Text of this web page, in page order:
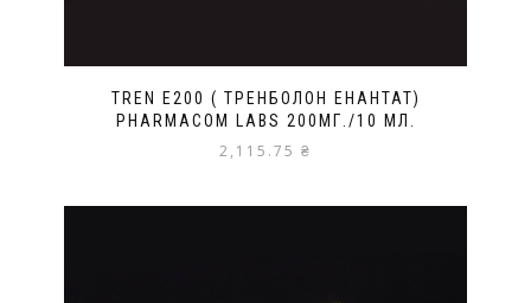
TREN E200 ( ТРЕНБОЛОН ЕНАНТАТ)
PHARMACOM LABS 200МГ./10 МЛ.
2,115.75 ₴